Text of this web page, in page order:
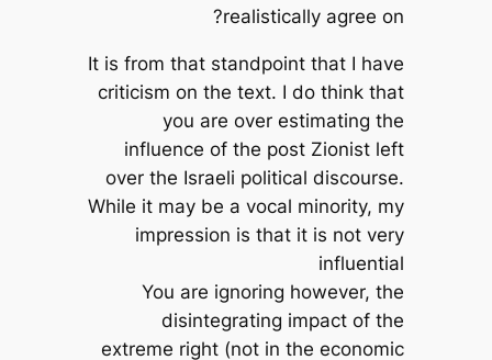
realistically agree on?
It is from that standpoint that I have
criticism on the text. I do think that
you are over estimating the
influence of the post Zionist left
over the Israeli political discourse.
While it may be a vocal minority, my
impression is that it is not very
influential
You are ignoring however, the
disintegrating impact of the
extreme right (not in the economic